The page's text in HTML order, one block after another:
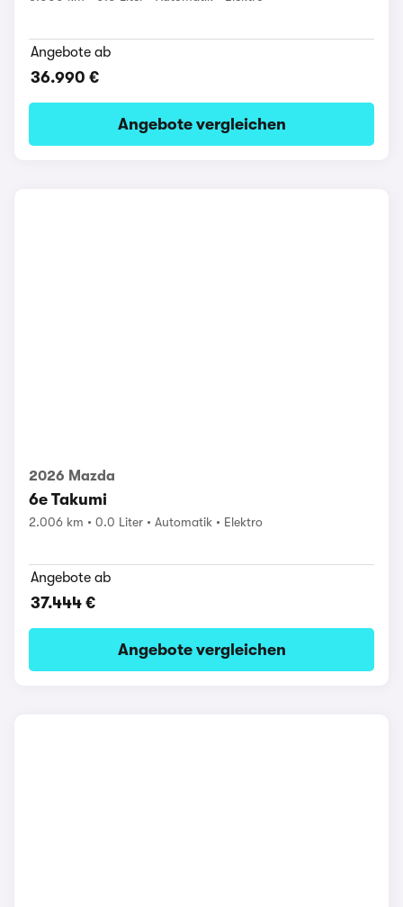
Angebote ab
36.990 €
Angebote vergleichen
2026 Mazda
6e Takumi
2.006 km 0.0 Liter Automatik Elektro
Angebote ab
37.444 €
Angebote vergleichen